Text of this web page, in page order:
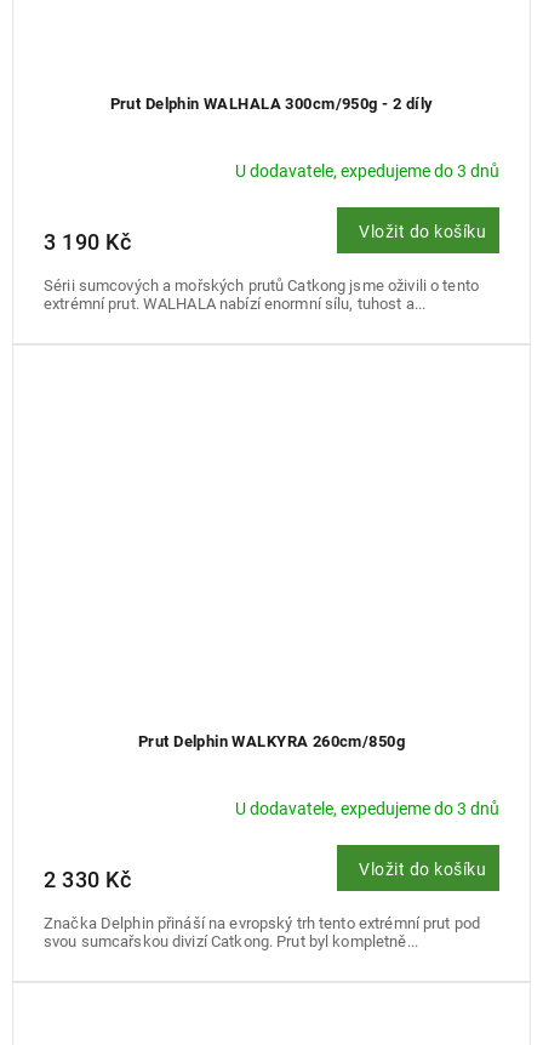
Prut Delphin WALHALA 300cm/950g - 2 díly
U dodavatele, expedujeme do 3 dnů
3 190 Kč Vložit do košíku
Sérii sumcových a mořských prutů Catkong jsme oživili o tento
extrémní prut. WALHALA nabízí enormní sílu, tuhost a...
Prut Delphin WALKYRA 260cm/850g
U dodavatele, expedujeme do 3 dnů
2 330 Kč Vložit do košíku
Značka Delphin přináší na evropský trh tento extrémní prut pod
svou sumcařskou divizí Catkong. Prut byl kompletně...